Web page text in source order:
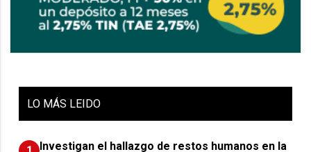
LO MÁS LEIDO
Investigan el hallazgo de restos humanos en la